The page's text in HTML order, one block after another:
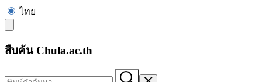
ไทย
สืบค้น Chula.ac.th